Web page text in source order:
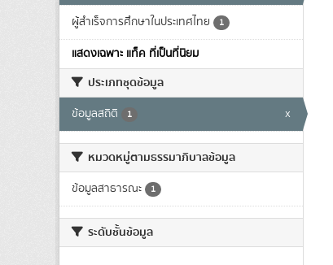
ผู้สำเร็จการศึกษาในประเทศไทย 1
แสดงเฉพาะ แท็ค ที่เป็นที่นิยม
ประเภทชุดข้อมูล
ข้อมูลสถิติ 1 x
หมวดหมู่ตามธรรมาภิบาลข้อมูล
ข้อมูลสาธารณะ 1
ระดับชั้นข้อมูล